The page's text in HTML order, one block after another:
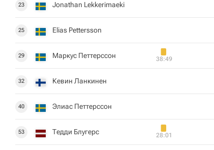
23 Jonathan Lekkerimaeki
25 Elias Pettersson
29 Маркус Петтерссон 38:49
32 Кевин Ланкинен
40 Элиас Петтерссон
53 Тедди Блугерс 28:01